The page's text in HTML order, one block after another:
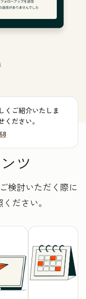
くご紹介いたしま
ださい。
ツ
検討いただく際に
ださい。